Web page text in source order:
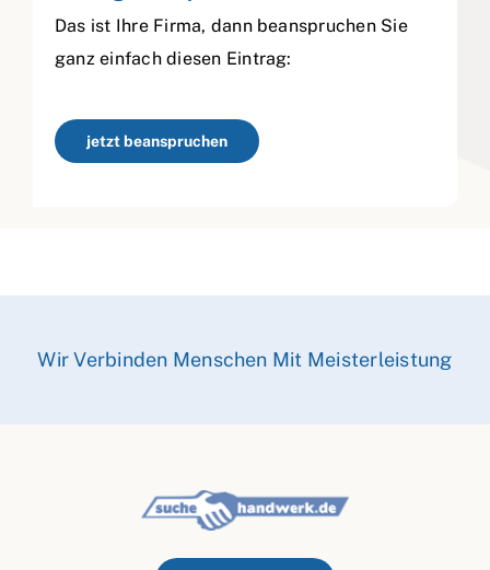
Das ist Ihre Firma, dann beanspruchen Sie
ganz einfach diesen Eintrag:
jetzt beanspruchen
Wir Verbinden Menschen Mit Meisterleistung